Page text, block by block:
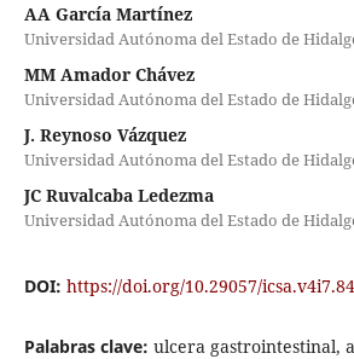
AA García Martínez
Universidad Autónoma del Estado de
MM Amador Chávez
Universidad Autónoma del Estado de
J. Reynoso Vázquez
Universidad Autónoma del Estado de
JC Ruvalcaba Ledezma
Universidad Autónoma del Estado de
DOI: https://doi.org/10.29057/
Palabras clave: ulcera gastrointestinal,